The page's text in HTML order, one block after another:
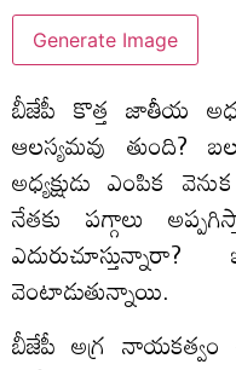
Generate Image
బీజేపీ కొత్త జాతీయ
ఆలస్యమవు తుంది?
అధ్యక్షుడు ఎంపిక
నేతకు పగ్గాలు
వెంటాడుతున్నాయి.
బీజేపీ అగ్ర